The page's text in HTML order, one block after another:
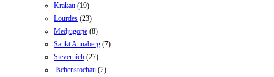
Krakau (19)
Lourdes (23)
Medjugorje (8)
Sankt Annaberg (7)
Sievernich (27)
Tschenstochau (2)